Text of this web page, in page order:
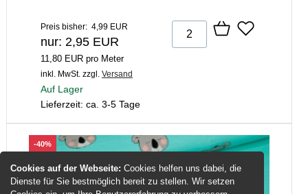
Cookies auf der Webseite:Cookies helfen uns dabei, die
Dienste für Sie bestmöglich bereit zu stellen. Wir setzen
Preis bisher: 4,99 EUR
nur: 2,95 EUR
11,80 EUR pro Meter
inkl. MwSt. zzgl. Versand
Auf Lager
Lieferzeit: ca. 3-5 Tage
-40%